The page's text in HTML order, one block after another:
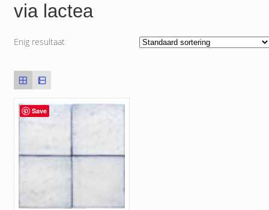
via lactea
Enig resultaat
Save